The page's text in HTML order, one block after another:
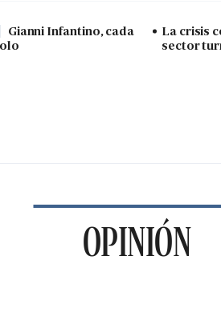
Gianni Infantino, cada
La crisis
sector
OPINIÓN